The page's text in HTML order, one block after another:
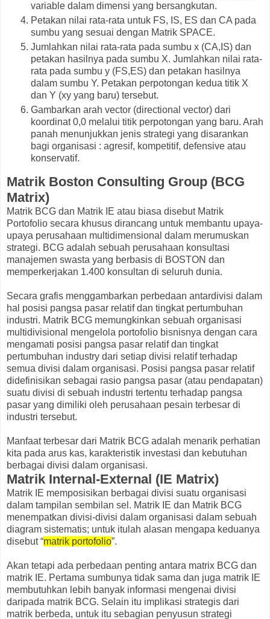
variable dalam dimensi yang bersangkutan.
Petakan nilai rata-rata untuk FS, IS, ES dan CA pada
sumbu yang sesuai dengan Matrik SPACE.
Jumlahkan nilai rata-rata pada sumbu x (CA,IS) dan
petakan hasilnya pada sumbu X. Jumlahkan nilai rata-
rata pada sumbu y (FS,ES) dan petakan hasilnya
dalam sumbu Y. Petakan perpotongan kedua titik X
dan Y (xy yang baru) tersebut.
Gambarkan arah vector (directional vector) dari
koordinat 0,0 melalui titik perpotongan yang baru. Arah
panah menunjukkan jenis strategi yang disarankan
bagi organisasi : agresif, kompetitif, defensive atau
konservatif.
Matrik Boston Consulting Group (BCG
Matrix)
Matrik BCG dan Matrik IE atau biasa disebut Matrik
Portofolio secara khusus dirancang untuk membantu upaya-
upaya perusahaan multidimensional dalam merumuskan
strategi. BCG adalah sebuah perusahaan konsultasi
manajemen swasta yang berbasis di BOSTON dan
memperkerjakan 1.400 konsultan di seluruh dunia.
Secara grafis menggambarkan perbedaan antardivisi dalam
hal posisi pangsa pasar relatif dan tingkat pertumbuhan
industri. Matrik BCG memungkinkan sebuah organisasi
multidivisional mengelola portofolio bisnisnya dengan cara
mengamati posisi pangsa pasar relatif dan tingkat
pertumbuhan industry dari setiap divisi relatif terhadap
semua divisi dalam organisasi. Posisi pangsa pasar relatif
didefinisikan sebagai rasio pangsa pasar (atau pendapatan)
suatu divisi di sebuah industri tertentu terhadap pangsa
pasar yang dimiliki oleh perusahaan pesain terbesar di
industri tersebut.
Manfaat terbesar dari Matrik BCG adalah menarik perhatian
kita pada arus kas, karakteristik investasi dan kebutuhan
berbagai divisi dalam organisasi.
Matrik Internal-External (IE Matrix)
Matrik IE memposisikan berbagai divisi suatu organisasi
dalam tampilan sembilan sel. Matrik IE dan Matrik BCG
menempatkan divisi-divisi dalam organisasi dalam sebuah
diagram sistematis; untuk itulah alasan mengapa keduanya
disebut “matrik portofolio”.
Akan tetapi ada perbedaan penting antara matrix BCG dan
matrik IE. Pertama sumbunya tidak sama dan juga matrik IE
membutuhkan lebih banyak informasi mengenai divisi
daripada matrik BCG. Selain itu implikasi strategis dari
matrik berbeda, untuk itu sebagian penyusun strategi